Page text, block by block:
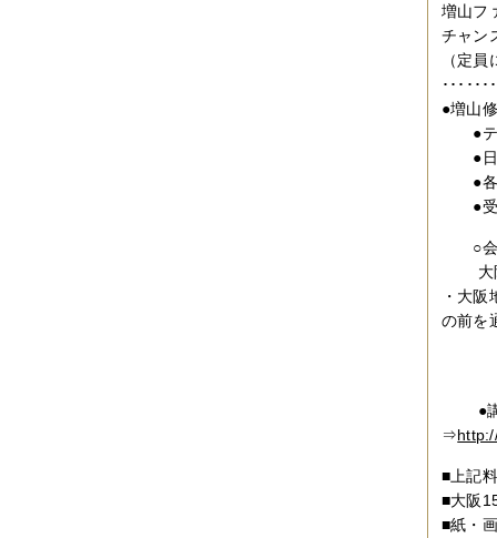
増山フ
チャン
（定
･････
●増山
●テ
●日時
●各
●受
○会場
大阪
・大
の前
●講
⇒
■上記
■大阪
■紙・